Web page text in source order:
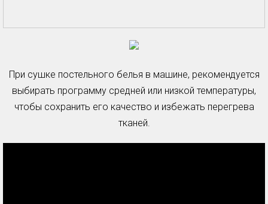
При сушке постельного белья в машине, рекомендуется
выбирать программу средней или низкой температуры,
чтобы сохранить его качество и избежать перегрева
тканей.